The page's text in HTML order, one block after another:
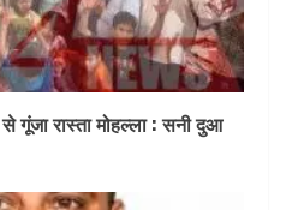
गूंजा रास्ता मोहल्ला : सनी दुआ